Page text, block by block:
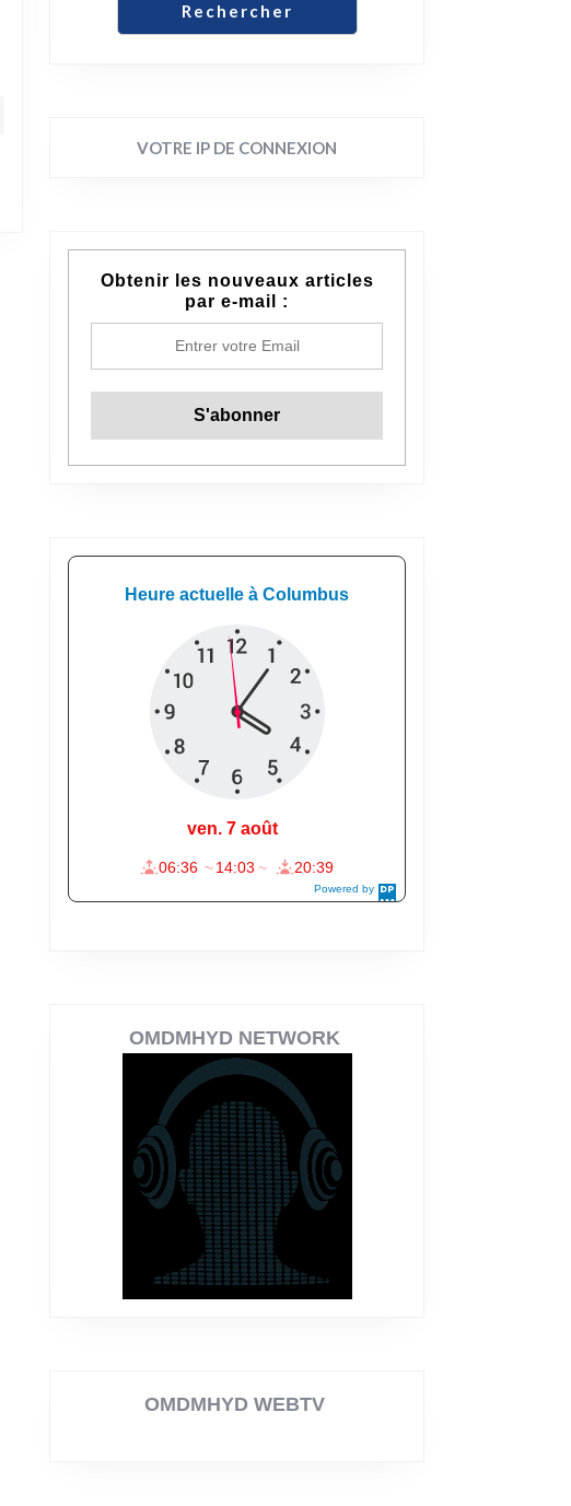
Rechercher
VOTRE IP DE CONNEXION
Obtenir les nouveaux articles
par e-mail :
OMDMHYD NETWORK
OMDMHYD WEBTV